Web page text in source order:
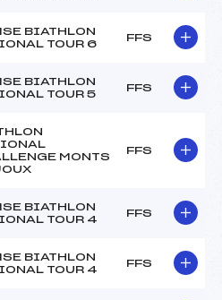
BIATHLON
TOUR 6
FFS
BIATHLON
TOUR 5
FFS
MONTS
FFS
BIATHLON
TOUR 4
FFS
BIATHLON
TOUR 4
FFS